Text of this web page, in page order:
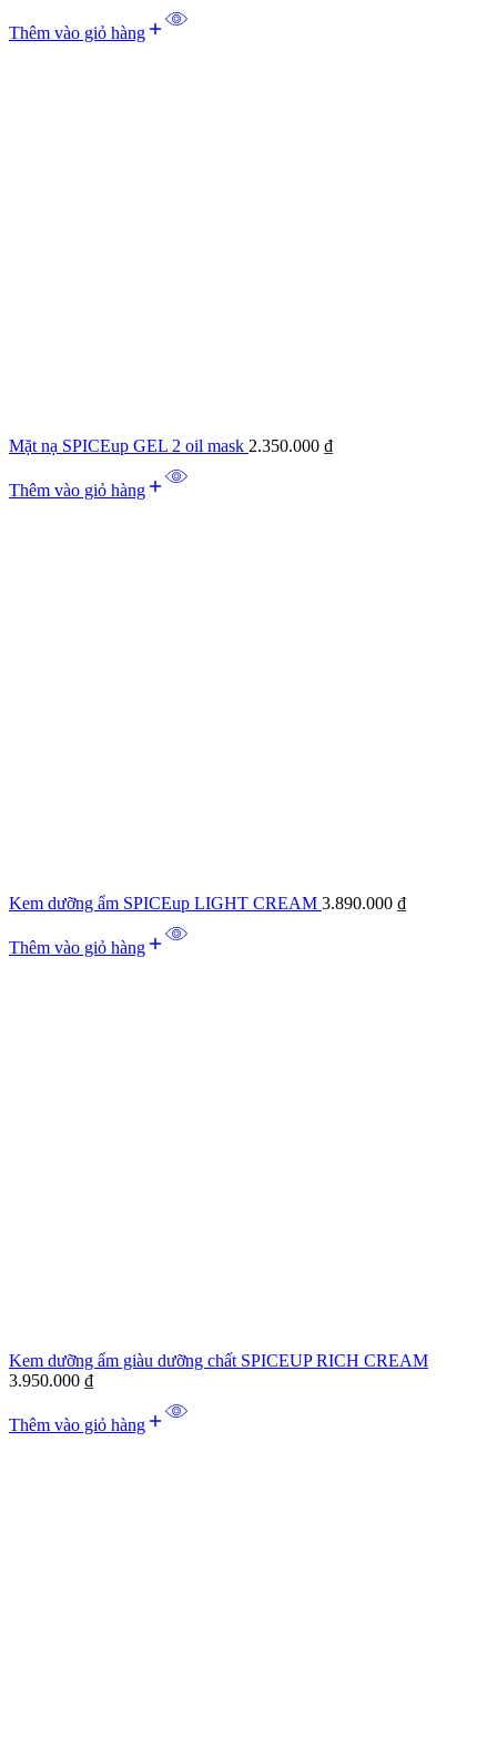
Thêm vào giỏ hàng
Mặt nạ SPICEup GEL 2 oil mask 2.350.000 ₫
Thêm vào giỏ hàng
Kem dưỡng ẩm SPICEup LIGHT CREAM 3.890.000 ₫
Thêm vào giỏ hàng
Kem dưỡng ẩm giàu dưỡng chất SPICEUP RICH CREAM
3.950.000 ₫
Thêm vào giỏ hàng